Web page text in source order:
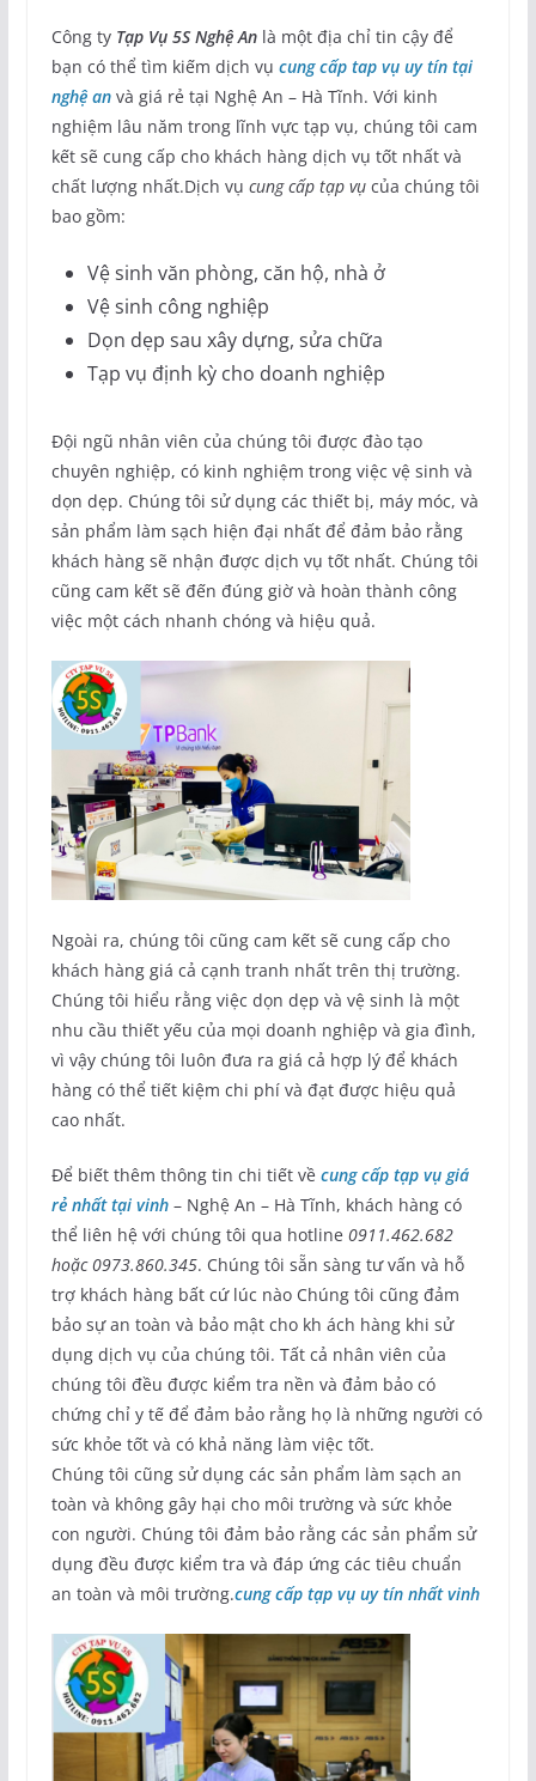
Công ty Tạp Vụ 5S Nghệ Anlà một địa chỉ tin cậy để
bạn có thể tìm kiếm dịch vụ cung cấp tap vụ uy tín tại
nghệ anvà giá rẻ tại Nghệ An – Hà Tĩnh. Với kinh
nghiệm lâu năm trong lĩnh vực tạp vụ, chúng tôi cam
kết sẽ cung cấp cho khách hàng dịch vụ tốt nhất và
chất lượng nhất.Dịch vụ cung cấp tạp vụcủa chúng tôi
bao gồm:
Vệ sinh văn phòng, căn hộ, nhà ở
Vệ sinh công nghiệp
Dọn dẹp sau xây dựng, sửa chữa
Tạp vụ định kỳ cho doanh nghiệp
Đội ngũ nhân viên của chúng tôi được đào tạo
chuyên nghiệp, có kinh nghiệm trong việc vệ sinh và
dọn dẹp. Chúng tôi sử dụng các thiết bị, máy móc, và
sản phẩm làm sạch hiện đại nhất để đảm bảo rằng
khách hàng sẽ nhận được dịch vụ tốt nhất. Chúng tôi
cũng cam kết sẽ đến đúng giờ và hoàn thành công
việc một cách nhanh chóng và hiệu quả.
Ngoài ra, chúng tôi cũng cam kết sẽ cung cấp cho
khách hàng giá cả cạnh tranh nhất trên thị trường.
Chúng tôi hiểu rằng việc dọn dẹp và vệ sinh là một
nhu cầu thiết yếu của mọi doanh nghiệp và gia đình,
vì vậy chúng tôi luôn đưa ra giá cả hợp lý để khách
hàng có thể tiết kiệm chi phí và đạt được hiệu quả
cao nhất.
Để biết thêm thông tin chi tiết về cung cấp tạp vụ giá
rẻ nhất tại vinh– Nghệ An – Hà Tĩnh, khách hàng có
thể liên hệ với chúng tôi qua hotline 0911.462.682
hoặc 0973.860.345. Chúng tôi sẵn sàng tư vấn và hỗ
trợ khách hàng bất cứ lúc nào Chúng tôi cũng đảm
bảo sự an toàn và bảo mật cho kh ách hàng khi sử
dụng dịch vụ của chúng tôi. Tất cả nhân viên của
chúng tôi đều được kiểm tra nền và đảm bảo có
chứng chỉ y tế để đảm bảo rằng họ là những người có
sức khỏe tốt và có khả năng làm việc tốt.
Chúng tôi cũng sử dụng các sản phẩm làm sạch an
toàn và không gây hại cho môi trường và sức khỏe
con người. Chúng tôi đảm bảo rằng các sản phẩm sử
dụng đều được kiểm tra và đáp ứng các tiêu chuẩn
an toàn và môi trường.cung cấp tạp vụ uy tín nhất vinh